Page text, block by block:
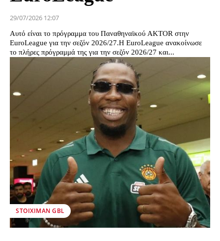
29/07/2026 12:07
Αυτό είναι το πρόγραμμα του Παναθηναϊκού AKTOR στην
EuroLeague για την σεζόν 2026/27.Η EuroLeague ανακοίνωσε
το πλήρες πρόγραμμά της για την σεζόν 2026/27 και...
STOIXIMAN GBL